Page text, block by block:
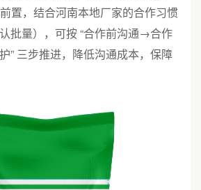
置，结合河南本地厂家的合作习惯
认批量），可按 “合作前沟通→合作
” 三步推进，降低沟通成本，保障